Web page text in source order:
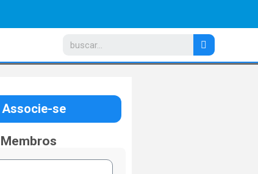
Associe-se